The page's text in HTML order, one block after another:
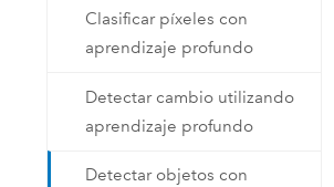
Clasificar píxeles con
aprendizaje profundo
Detectar cambio utilizando
aprendizaje profundo
Detectar objetos con